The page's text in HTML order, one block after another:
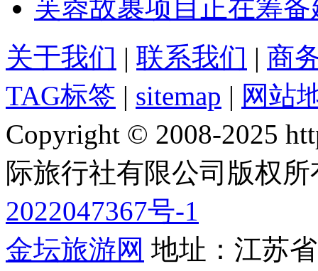
芙蓉故裹项目正在筹
关于我们 | 联系我们 | 商
TAG标签 | sitemap | 网站
Copyright © 2008-2025
际旅行社有限公司版权
2022047367号-1
金坛旅游网 地址：江苏